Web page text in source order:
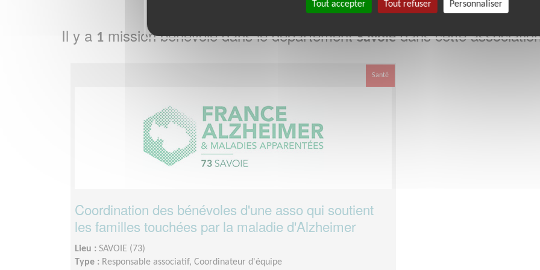
Il y a 1 mission bénévole dans le départementSavoiedans cette
Santé
Coordination des bénévoles d'une asso qui soutient
les familles touchées par la maladie d'Alzheimer
Lieu : SAVOIE (73)
Type : Responsable associatif, Coordinateur d'équipe
Tout accepter Tout refuser Personnaliser